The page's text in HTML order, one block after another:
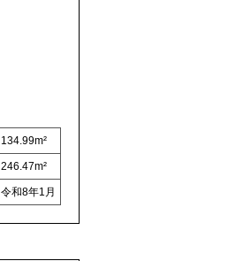
134.99m²
246.47m²
令和8年1月